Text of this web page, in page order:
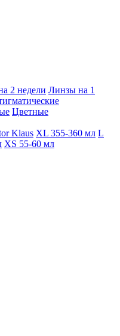
2 недели Линзы на 1
Цветные
Klaus XL 355-360 мл L
XS 55-60 мл